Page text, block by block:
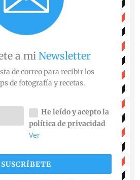
a mi Newsletter
de correo para recibir los
de fotografía y recetas.
He leído y acepto la
política de privacidad
Ver
SUSCRÍBETE